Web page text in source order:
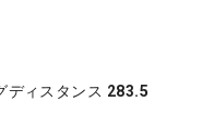
ディスタンス 283.5